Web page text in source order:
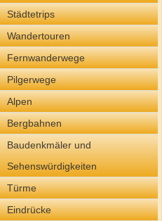
Städtetrips
Wandertouren
Fernwanderwege
Pilgerwege
Alpen
Bergbahnen
Baudenkmäler und
Sehenswürdigkeiten
Türme
Eindrücke